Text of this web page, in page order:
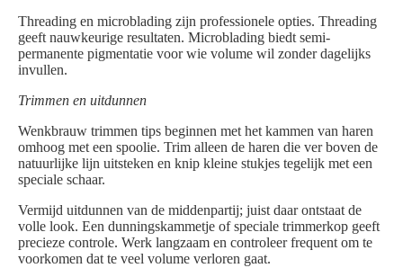
Threading en microblading zijn professionele opties. Threading
geeft nauwkeurige resultaten. Microblading biedt semi-
permanente pigmentatie voor wie volume wil zonder dagelijks
invullen.
Trimmen en uitdunnen
Wenkbrauw trimmen tips beginnen met het kammen van haren
omhoog met een spoolie. Trim alleen de haren die ver boven de
natuurlijke lijn uitsteken en knip kleine stukjes tegelijk met een
speciale schaar.
Vermijd uitdunnen van de middenpartij; juist daar ontstaat de
volle look. Een dunningskammetje of speciale trimmerkop geeft
precieze controle. Werk langzaam en controleer frequent om te
voorkomen dat te veel volume verloren gaat.